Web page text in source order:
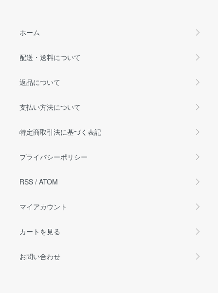
ホーム
配送・送料について
返品について
支払い方法について
特定商取引法に基づく表記
プライバシーポリシー
RSS / ATOM
マイアカウント
カートを見る
お問い合わせ